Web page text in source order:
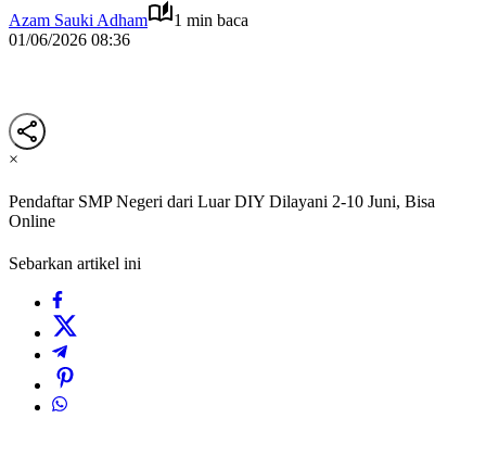
Azam Sauki Adham
1 min baca
01/06/2026 08:36
×
Pendaftar SMP Negeri dari Luar DIY Dilayani 2-10 Juni, Bisa
Online
Sebarkan artikel ini